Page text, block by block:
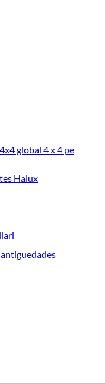
marcas de calidad y con
en Sodimac tenemos
de puertas, así que no
para que
Además, elige entre las
factores importantes al
con una amplia
de puertas. De esta
y satisfacción
global 4 x 4 pe
Halux